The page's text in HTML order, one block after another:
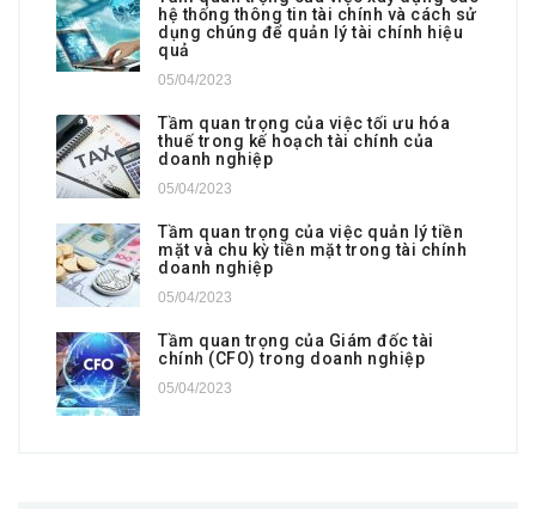
hệ thống thông tin tài chính và cách sử
dụng chúng để quản lý tài chính hiệu
quả
05/04/2023
Tầm quan trọng của việc tối ưu hóa
thuế trong kế hoạch tài chính của
doanh nghiệp
05/04/2023
Tầm quan trọng của việc quản lý tiền
mặt và chu kỳ tiền mặt trong tài chính
doanh nghiệp
05/04/2023
Tầm quan trọng của Giám đốc tài
chính (CFO) trong doanh nghiệp
05/04/2023